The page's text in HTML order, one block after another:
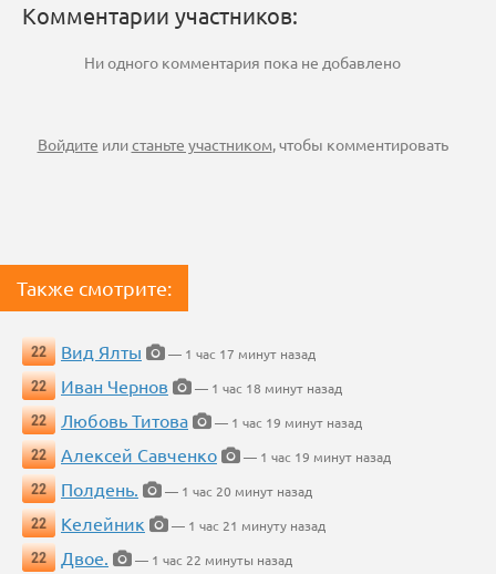
Комментарии участников:
Ни одного комментария пока не добавлено
Войдите илистаньте участником, чтобы комментировать
Также смотрите:
22 Вид Ялты
— 1 час 17 минут назад
22
Иван Чернов
— 1 час 18 минут назад
22
Любовь Титова
— 1 час 19 минут назад
22
Алексей Савченко
— 1 час 19 минут назад
22
Полдень.
— 1 час 20 минут назад
22
Келейник
— 1 час 21 минуту назад
22
Двое.
— 1 час 22 минуты назад